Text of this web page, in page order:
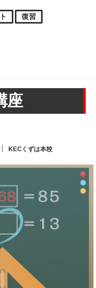
復習
座
KECくずは本校